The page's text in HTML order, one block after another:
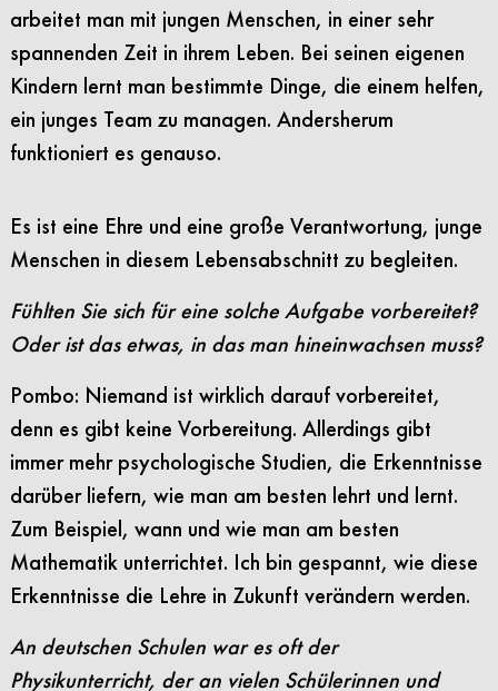
arbeitet man mit jungen Menschen, in einer sehr
spannenden Zeit in ihrem Leben. Bei seinen eigenen
Kindern lernt man bestimmte Dinge, die einem helfen,
ein junges Team zu managen. Andersherum
funktioniert es genauso.
Es ist eine Ehre und eine große Verantwortung, junge
Menschen in diesem Lebensabschnitt zu begleiten.
Fühlten Sie sich für eine solche Aufgabe vorbereitet?
Oder ist das etwas, in das man hineinwachsen muss?
Pombo: Niemand ist wirklich darauf vorbereitet,
denn es gibt keine Vorbereitung. Allerdings gibt
immer mehr psychologische Studien, die Erkenntnisse
darüber liefern, wie man am besten lehrt und lernt.
Zum Beispiel, wann und wie man am besten
Mathematik unterrichtet. Ich bin gespannt, wie diese
Erkenntnisse die Lehre in Zukunft verändern werden.
An deutschen Schulen war es oft der
Physikunterricht, der an vielen Schülerinnen und